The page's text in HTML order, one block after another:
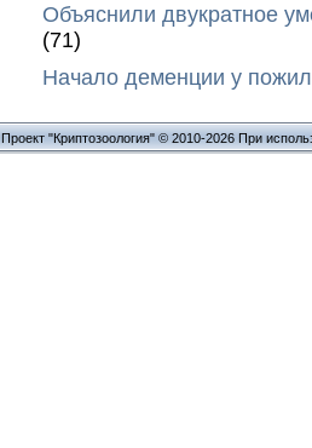
Объяснили двукратное
(71)
Начало деменции у
Проект "Криптозоология" © 2010-2026 При